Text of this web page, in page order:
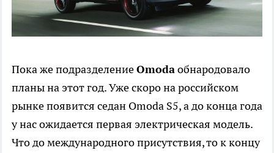
Пока же подразделениеOmodaобнародовало
планы на этот год. Уже скоро на российском
рынке появится седан Omoda S5, а до конца года
у нас ожидается первая электрическая модель.
Что до международного присутствия, то к концу